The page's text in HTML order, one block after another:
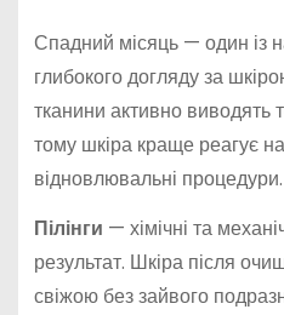
Спадний місяць — один із
глибокого догляду за
тканини активно виводять
тому шкіра краще реагує
відновлювальні процедури.
Пілінги — хімічні та
результат. Шкіра після
свіжою без зайвого